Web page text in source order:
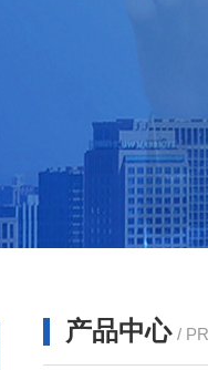
产品中心 /